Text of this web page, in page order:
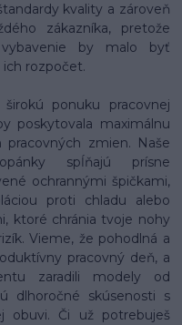
kvality a zároveň
zákazníka, pretože
by malo byť
rozpočet.
ponuku pracovnej
poskytovala maximálnu
zmien. Naše
spĺňajú prísne
ochrannými špičkami,
proti chladu alebo
ktoré chránia tvoje nohy
Vieme, že pohodlná a
pracovný deň, a
zaradili modely od
dlhoročné skúsenosti s
obuvi. Či už potrebuješ